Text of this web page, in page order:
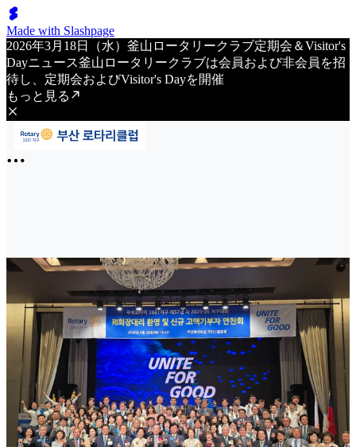
Made with Slashpage
2026年3月18日（水）釜山ロータリークラブ定期会＆Visitor's
Dayニュース釜山ロータリークラブは会員および非会員を招
待し、定期会およびVisitor's Dayを開催
もっと見る